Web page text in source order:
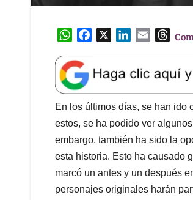
W
a
t
s
A
p
p
e
b
o
o
k
k
e
d
I
n
l
T
e
a
d
s
En los últimos días, se han ido
estos, se ha podido ver
embargo, también ha sido la
esta historia. Esto ha causado
marcó un antes y un después
personajes originales harán